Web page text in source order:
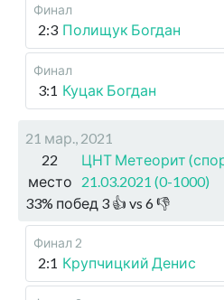
Финал
2:3 Полищук Богдан
Финал
3:1 Куцак Богдан
21 мар., 2021
22
место
ЦНТ Метеорит
21.03.2021 (0-1000)
33% побед 3 👍 vs 6👎
Финал 2
2:1 Крупчицкий Денис